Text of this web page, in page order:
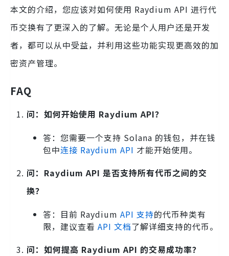
本文的介绍，您应该对如何使用 Raydium API 进行代
币交换有了更深入的了解。无论是个人用户还是开发
者，都可以从中受益，并利用这些功能实现更高效的加
密资产管理。
FAQ
问：如何开始使用 Raydium API？
答：您需要一个支持 Solana 的钱包，并在钱
包中连接 Raydium API 才能开始使用。
问：Raydium API 是否支持所有代币之间的交
换？
答：目前 Raydium API 支持的代币种类有
限，建议查看 API 文档了解详细支持的代币。
问：如何提高 Raydium API 的交易成功率？